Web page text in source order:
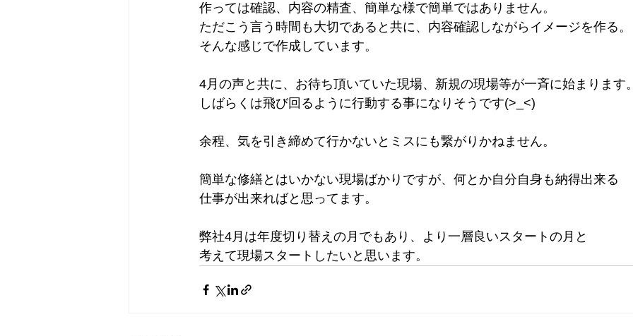
作っては確認、内容の精査、簡単な様で簡単ではありません。
ただこう言う時間も大切であると共に、内容確認しながらイメージを作る。
そんな感じで作成しています。
4月の声と共に、お待ち頂いていた現場、新規の現場等が一斉に始まります
しばらくは飛び回るように行動する事になりそうです(>_<)
余程、気を引き締めて行かないとミスにも繋がりかねません。
簡単な修繕とはいかない現場ばかりですが、何とか自分自身も納得出来る
仕事が出来ればと思ってます。
弊社4月は年度切り替えの月でもあり、より一層良いスタートの月と
考えて現場スタートしたいと思います。